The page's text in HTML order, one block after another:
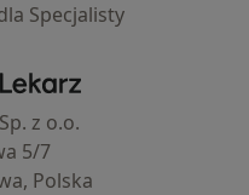
Specjalisty
- Strona główna
z o.o.
5/7
Polska